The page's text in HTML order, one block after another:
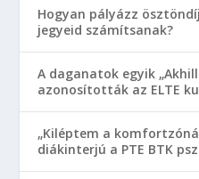
Hogyan pályázz
jegyeid számítsanak?
A daganatok egyik
azonosították az ELTE
„Kiléptem a
diákinterjú a PTE BTK